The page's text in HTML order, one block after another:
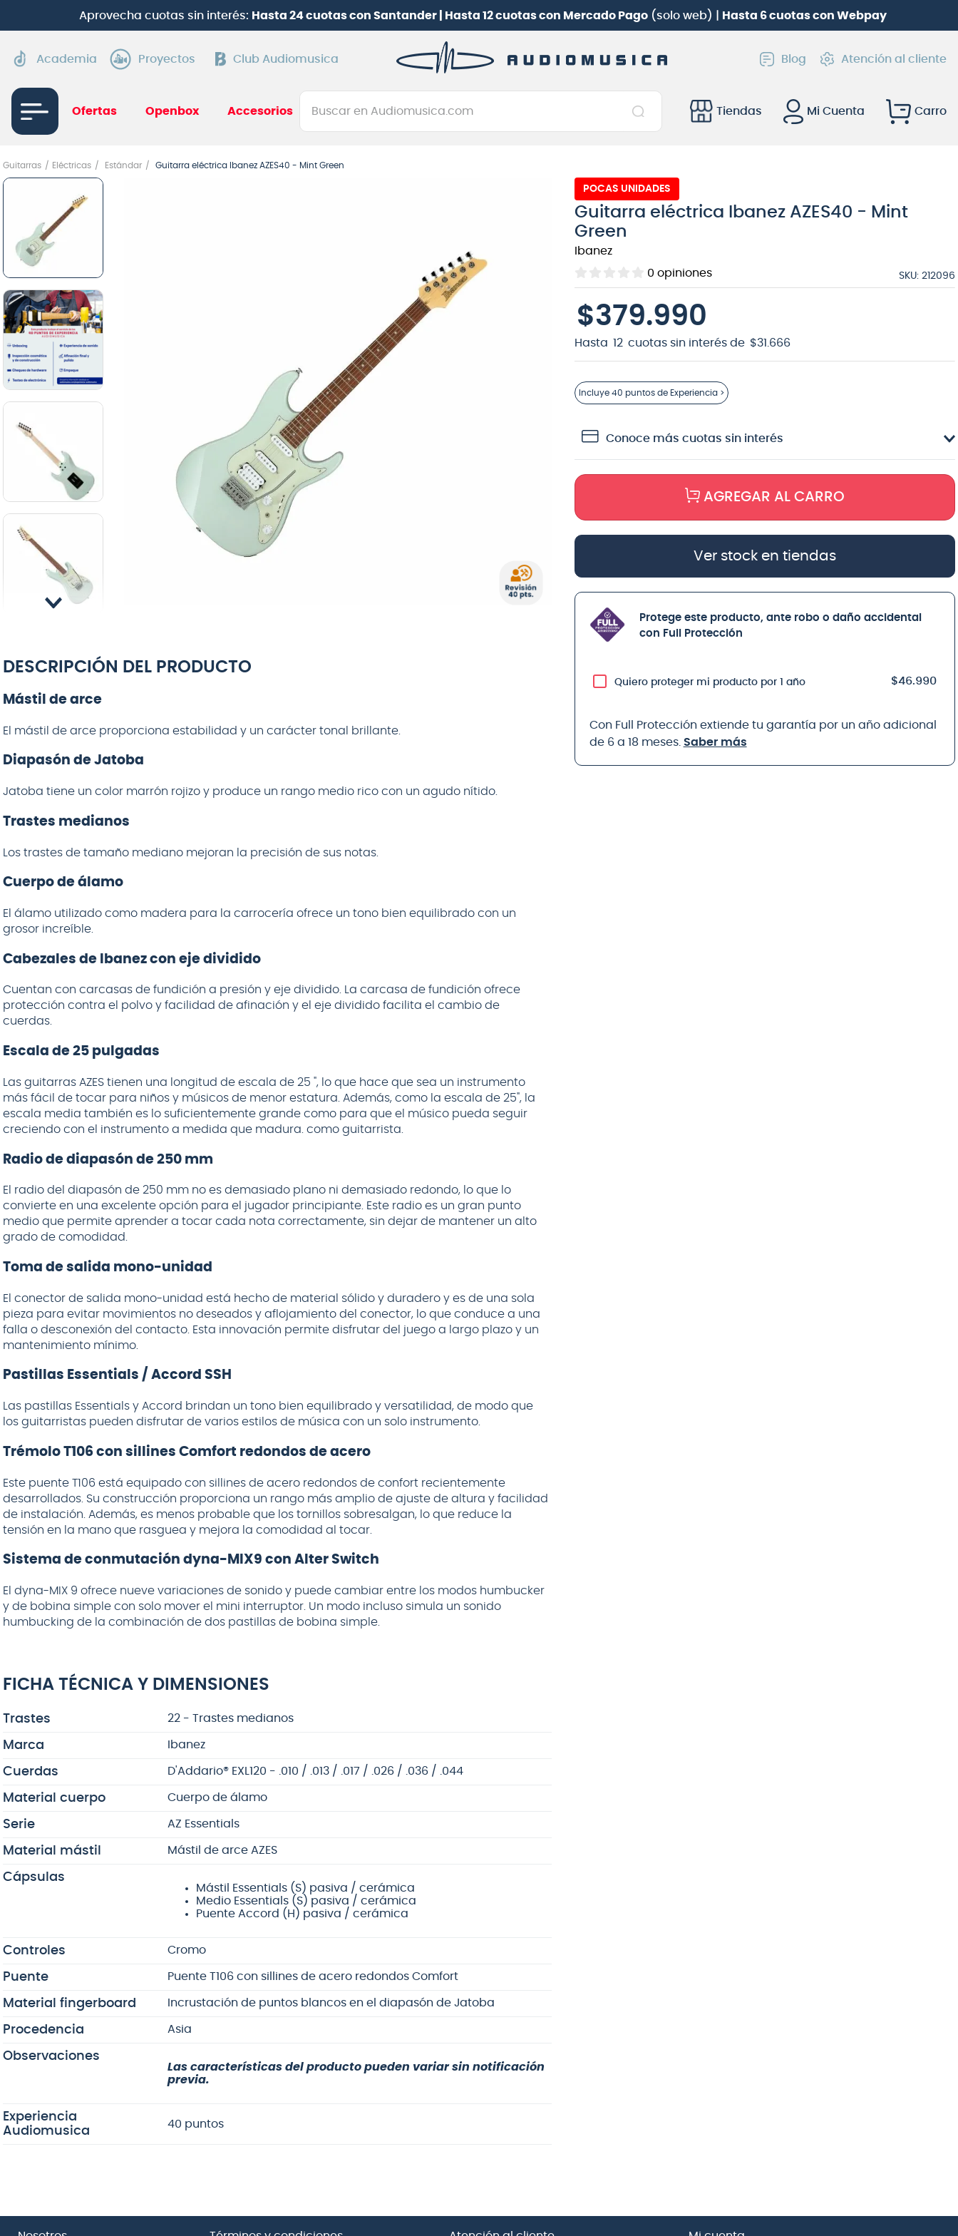
Aprovecha cuotas sin interés: Hasta 24 cuotas con Santander | Hasta 12 cuotas con Mercado Pago(solo web) | Hasta 6 cuotas con Webpay
Academia Proyectos Club Audiomusica Blog Atención al cliente
Ofertas Openbox Accesorios
Buscar en Audiomusica.com
Tiendas
Mi Cuenta
Guitarras Eléctricas Estándar Guitarra eléctrica Ibanez AZES40 - Mint Green
DESCRIPCIÓN DEL PRODUCTO
Mástil de arce
El mástil de arce proporciona estabilidad y un carácter tonal brillante.
Diapasón de Jatoba
Jatoba tiene un color marrón rojizo y produce un rango medio rico con un agudo nítido.
Trastes medianos
Los trastes de tamaño mediano mejoran la precisión de sus notas.
Cuerpo de álamo
El álamo utilizado como madera para la carrocería ofrece un tono bien equilibrado con un
grosor increíble.
Cabezales de Ibanez con eje dividido
Cuentan con carcasas de fundición a presión y eje dividido. La carcasa de fundición ofrece
protección contra el polvo y facilidad de afinación y el eje dividido facilita el cambio de
cuerdas.
Escala de 25 pulgadas
Las guitarras AZES tienen una longitud de escala de 25 ", lo que hace que sea un instrumento
más fácil de tocar para niños y músicos de menor estatura. Además, como la escala de 25", la
escala media también es lo suficientemente grande como para que el músico pueda seguir
creciendo con el instrumento a medida que madura. como guitarrista.
Radio de diapasón de 250 mm
El radio del diapasón de 250 mm no es demasiado plano ni demasiado redondo, lo que lo
convierte en una excelente opción para el jugador principiante. Este radio es un gran punto
medio que permite aprender a tocar cada nota correctamente, sin dejar de mantener un alto
grado de comodidad.
Toma de salida mono-unidad
El conector de salida mono-unidad está hecho de material sólido y duradero y es de una sola
pieza para evitar movimientos no deseados y aflojamiento del conector, lo que conduce a una
falla o desconexión del contacto. Esta innovación permite disfrutar del juego a largo plazo y un
mantenimiento mínimo.
Pastillas Essentials / Accord SSH
Las pastillas Essentials y Accord brindan un tono bien equilibrado y versatilidad, de modo que
los guitarristas pueden disfrutar de varios estilos de música con un solo instrumento.
Trémolo T106 con sillines Comfort redondos de acero
Este puente T106 está equipado con sillines de acero redondos de confort recientemente
desarrollados. Su construcción proporciona un rango más amplio de ajuste de altura y facilidad
de instalación. Además, es menos probable que los tornillos sobresalgan, lo que reduce la
tensión en la mano que rasguea y mejora la comodidad al tocar.
Sistema de conmutación dyna-MIX9 con Alter Switch
El dyna-MIX 9 ofrece nueve variaciones de sonido y puede cambiar entre los modos humbucker
y de bobina simple con solo mover el mini interruptor. Un modo incluso simula un sonido
humbucking de la combinación de dos pastillas de bobina simple.
FICHA TÉCNICA Y DIMENSIONES
Trastes 22 - Trastes medianos
Marca Ibanez
Cuerdas D'Addario® EXL120 - .010 / .013 / .017 / .026 / .036 / .044
Material cuerpo Cuerpo de álamo
Serie AZ Essentials
Material mástil Mástil de arce AZES
Cápsulas
Mástil Essentials (S) pasiva / cerámica
Medio Essentials (S) pasiva / cerámica
Puente Accord (H) pasiva / cerámica
Controles Cromo
Puente Puente T106 con sillines de acero redondos Comfort
Material fingerboard Incrustación de puntos blancos en el diapasón de Jatoba
Procedencia Asia
Observaciones
Las características del producto pueden variar sin notificación
previa.
Experiencia
Audiomusica
40 puntos
POCAS UNIDADES
Guitarra eléctrica Ibanez AZES40 - Mint
Green
Ibanez
0 opiniones SKU: 212096
$379.990
Hasta 12 cuotas sin interés de $31 666
Incluye 40 puntosde Experiencia >
Conoce más cuotas sin interés
AGREGAR AL CARRO
Ver stock en tiendas
Protege este producto, ante robo o daño accidental
con Full Protección
Quiero proteger mi producto por 1 año $46.990
Con Full Protección extiende tu garantía por un año adicional
de 6 a 18 meses. Saber más
1 .
guitarra electrica
9.
micrófono
10
violin